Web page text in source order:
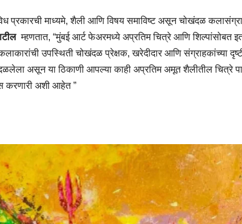
प्रकारची माध्यमे, शैली आणि विषय समाविष्ट असून चोखंदळ
म्हणतात, “मुंबई आर्ट फेअरमध्ये अप्रतिम चित्रे आणि शिल्पांसोबत
उपस्थिती चोखंदळ प्रेक्षक, खरेदीदार आणि संग्राहकांच्या
असून या ठिकाणी आपल्या काही अप्रतिम अमूत शैलीतील चित्रे
करणारी अशी आहेत ”